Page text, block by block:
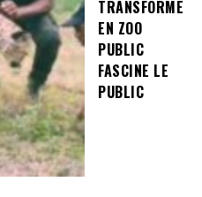
TRANSFORMÉ
EN ZOO
PUBLIC
FASCINE LE
PUBLIC